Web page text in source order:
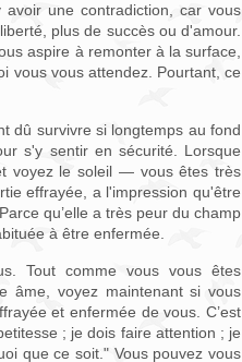
une contradiction, car vous
plus de succès ou d'amour.
aspire à remonter à la surface,
vous vous attendez. Pourtant, ce
dû survivre si longtemps au fond
s'y sentir en sécurité. Lorsque
voyez le soleil — vous êtes très
effrayée, a l'impression qu'être
qu’elle a très peur du champ
à être enfermée.
Tout comme vous vous êtes
âme, voyez maintenant si vous
et enfermée de vous. C’est
; je dois faire attention ; je
que ce soit." Vous pouvez vous